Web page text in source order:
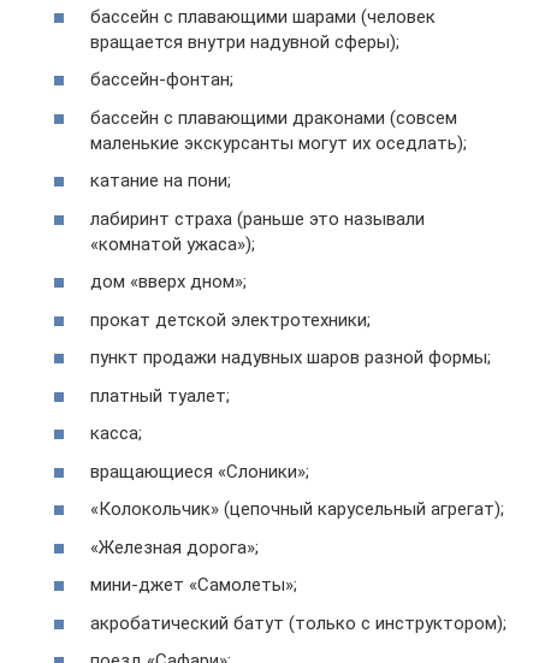
бассейн с плавающими шарами (человек
вращается внутри надувной сферы);
бассейн-фонтан;
бассейн с плавающими драконами (совсем
маленькие экскурсанты могут их оседлать);
катание на пони;
лабиринт страха (раньше это называли
«комнатой ужаса»);
дом «вверх дном»;
прокат детской электротехники;
пункт продажи надувных шаров разной формы;
платный туалет;
касса;
вращающиеся «Слоники»;
«Колокольчик» (цепочный карусельный агрегат);
«Железная дорога»;
мини-джет «Самолеты»;
акробатический батут (только с инструктором);